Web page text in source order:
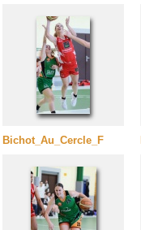
Bichot_Au_Cercle_F